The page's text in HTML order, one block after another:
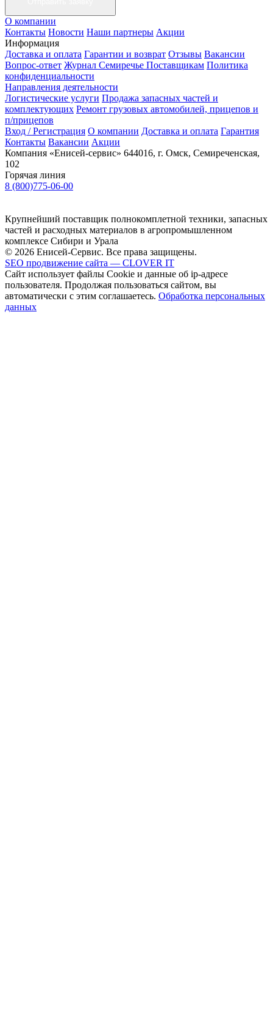
О компании
Контакты Новости Наши партнеры Акции
Информация
Доставка и оплата Гарантии и возврат Отзывы Вакансии
Вопрос-ответ Журнал Семиречье Поставщикам Политика
конфиденциальности
Направления деятельности
Логистические услуги Продажа запасных частей и
комплектующих Ремонт грузовых автомобилей, прицепов и
п/прицепов
Вход / Регистрация О компании Доставка и оплата Гарантия
Контакты Вакансии Акции
Компания «Енисей-сервис» 644016, г. Омск, Семиреченская,
102
Горячая линия
8 (800)775-06-00
Крупнейший поставщик полнокомплетной техники, запасных
частей и расходных материалов в агропромышленном
комплексе Сибири и Урала
© 2026 Енисей-Сервис. Все права защищены.
SEO продвижение сайта — CLOVER IT
Сайт использует файлы Cookie и данные об ip-адресе
пользователя. Продолжая пользоваться сайтом, вы
автоматически с этим соглашаетесь. Обработка персональных
данных